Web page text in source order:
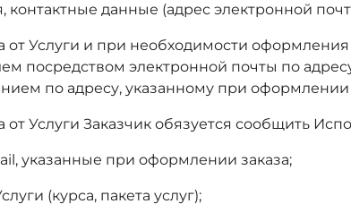
контактные данные (адрес электронной
от Услуги и при необходимости
посредством электронной почты по
по адресу, указанному при оформлении
от Услуги Заказчик обязуется сообщить
указанные при оформлении заказа;
(курса, пакета услуг);